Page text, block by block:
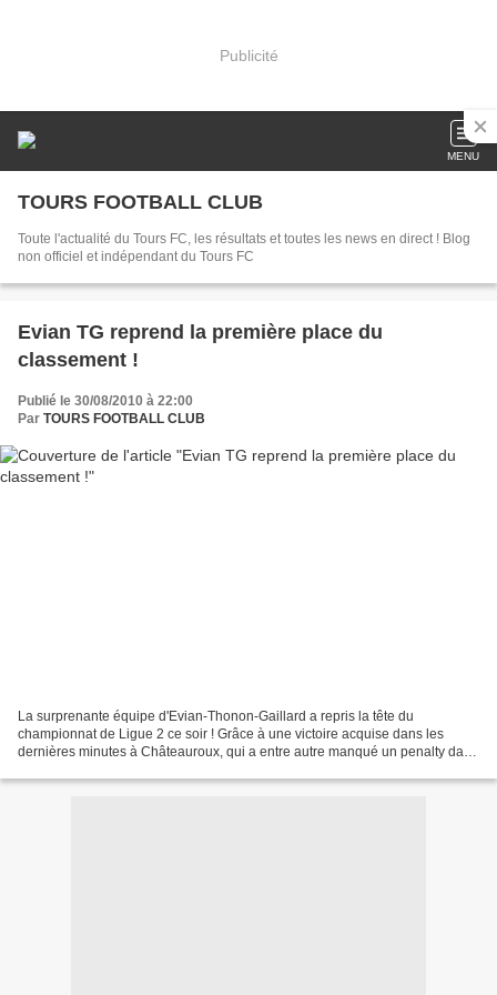
Publicité
MENU
TOURS FOOTBALL CLUB
Toute l'actualité du Tours FC, les résultats et toutes les news en direct ! Blog
non officiel et indépendant du Tours FC
Evian TG reprend la première place du
classement !
Publié le 30/08/2010 à 22:00
Par TOURS FOOTBALL CLUB
La surprenante équipe d'Evian-Thonon-Gaillard a repris la tête du
championnat de Ligue 2 ce soir ! Grâce à une victoire acquise dans les
dernières minutes à Châteauroux, qui a entre autre manqué un penalty dans